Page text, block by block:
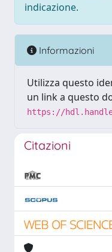
indicazione.
Informazioni
Utilizza questo
un link a questo
https://
Citazioni